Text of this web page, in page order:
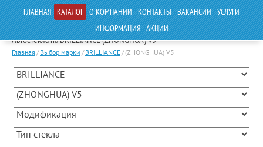
ГЛАВНАЯ КАТАЛОГ О КОМПАНИИ КОНТАКТЫ ВАКАНСИИ УСЛУГИ
ИНФОРМАЦИЯ АКЦИИ
Автостекла на BRILLIANCE (ZHONGHUA) V5
Главная / Выбор марки / BRILLIANCE/ (ZHONGHUA) V5